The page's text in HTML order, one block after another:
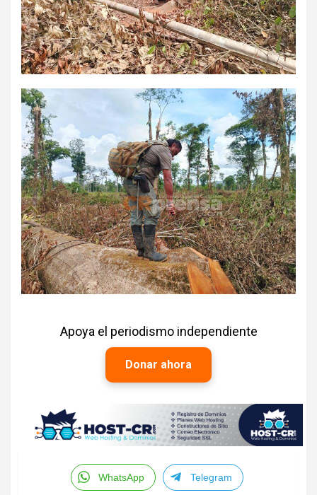
Apoya el periodismo independiente
Donar ahora
WhatsApp Telegram